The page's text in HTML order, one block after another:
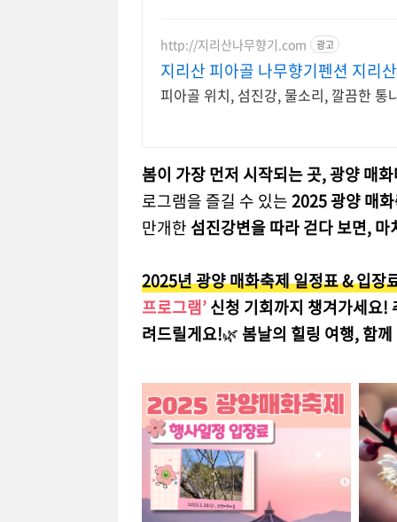
http://지리산나무향기.com 광고
지리산 피아골 나무향기펜션 지리
피아골 위치, 섬진강, 물소리, 깔끔한
봄이 가장 먼저 시작되는 곳, 광양 매
로그램을 즐길 수 있는2025 광양 매
만개한 섬진강변을 따라 걷다 보면,
2025년 광양 매화축제 일정표 & 입장
프로그램’신청 기회까지 챙겨가세요!
려드릴게요!🌿 봄날의 힐링 여행, 함